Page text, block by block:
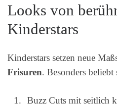
Looks von
Kinderstars
Kinderstars setzen neue
Frisuren. Besonders
Buzz Cuts mit seitlich